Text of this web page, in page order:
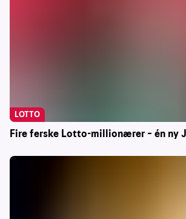
Fire ferske Lotto-millionærer – én ny
LOTTO